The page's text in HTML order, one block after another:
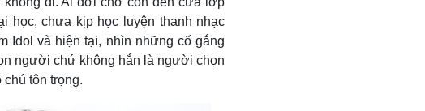
học, chưa kịp học luyện thanh nhạc
Idol và hiện tại, nhìn những cố gắng
người chứ không hẳn là người chọn
tôn trọng.